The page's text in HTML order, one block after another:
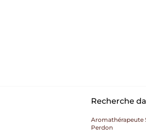
Recherche
Aromathérapeute
Perdon